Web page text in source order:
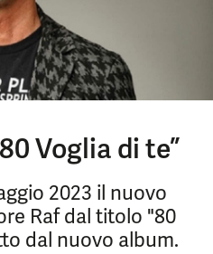
Voglia di te”
2023 il nuovo
Raf dal titolo "80
dal nuovo album.